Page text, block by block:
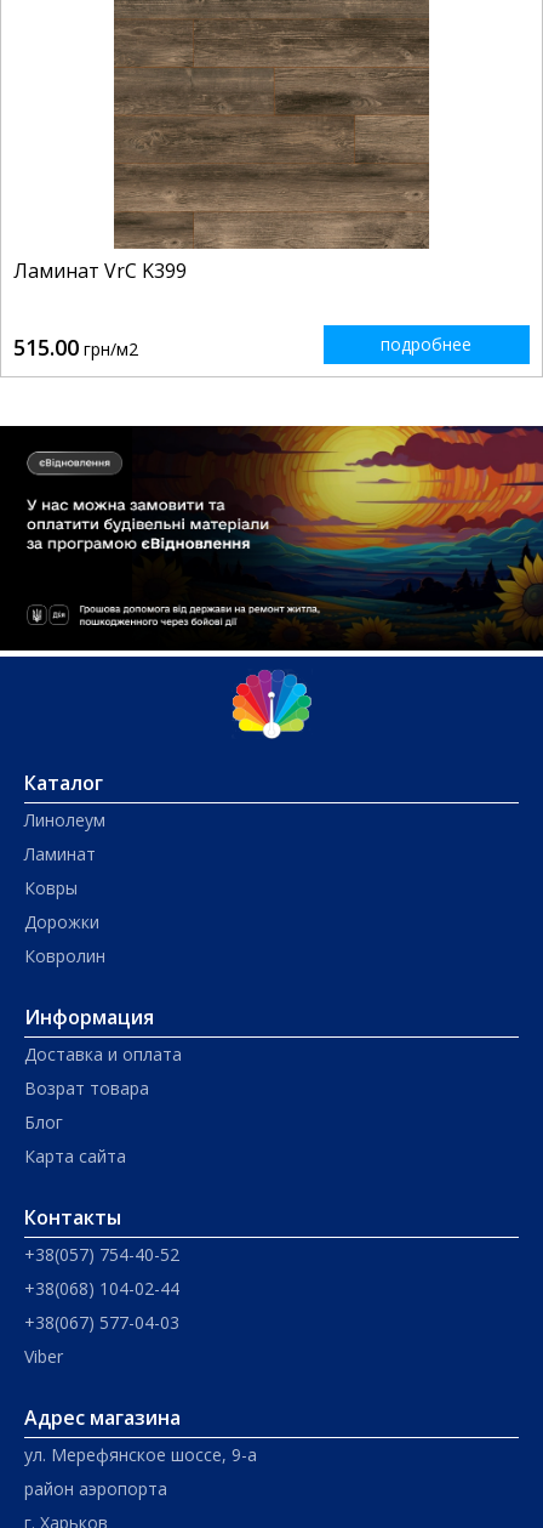
Ламинат VrC K399
515.00 грн/м2 подробнее
Каталог
Линолеум
Ламинат
Ковры
Дорожки
Ковролин
Информация
Доставка и оплата
Возрат товара
Блог
Карта сайта
Контакты
+38(057) 754-40-52
+38(068) 104-02-44
+38(067) 577-04-03
Viber
Адрес магазина
ул. Мерефянское шоссе, 9-а
район аэропорта
г. Харьков